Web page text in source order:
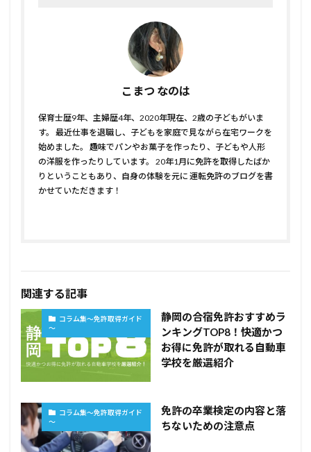
こまつ なのは
保育士歴9年、主婦歴4年、2020年現在、2歳の子どもがいま
す。 最近仕事を退職し、子どもを家庭で見ながら在宅ワークを
始めました。 趣味でパンやお菓子を作ったり、子どもや人形
の洋服を作ったりしています。 20年1月に免許を取得したばか
りということもあり、自身の体験を元に 運転免許のブログを書
かせていただきます！
関連する記事
コラム集～免許取得ガイド
～
静岡の合宿免許おすすめラ
ンキングTOP8！快適かつ
お得に免許が取れる自動車
学校を厳選紹介
コラム集～免許取得ガイド
～
免許の卒業検定の内容と落
ちないための注意点